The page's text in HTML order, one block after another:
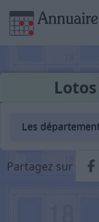
Les
Partagez sur